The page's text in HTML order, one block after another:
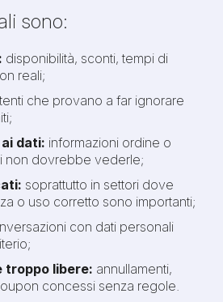
sono:
disponibilità, sconti, tempi di
reali;
che provano a far ignorare
dati: informazioni ordine o
non dovrebbe vederle;
soprattutto in settori dove
o uso corretto sono importanti;
con dati personali
troppo libere: annullamenti,
concessi senza regole.